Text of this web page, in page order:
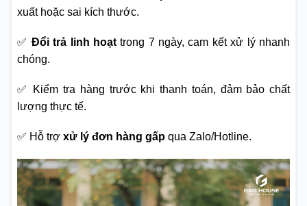
xuất hoặc sai kích thước.
✅ Đổi trả linh hoạttrong 7 ngày, cam kết xử lý nhanh
chóng.
✅ Kiểm tra hàng trước khi thanh toán, đảm bảo chất
lượng thực tế.
✅ Hỗ trợ xử lý đơn hàng gấp qua Zalo/Hotline.